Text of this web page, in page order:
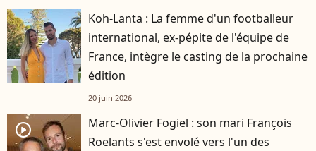
Koh-Lanta : La femme d'un footballeur
international, ex-pépite de l'équipe de
France, intègre le casting de la prochaine
édition
20 juin 2026
player2
Marc-Olivier Fogiel : son mari François
Roelants s'est envolé vers l'un des